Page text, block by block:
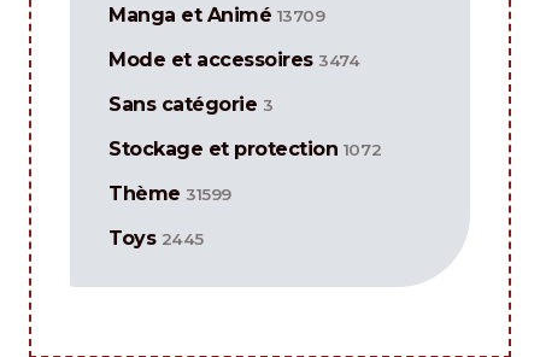
Manga et Animé 13709
Mode et accessoires 3474
Sans catégorie 3
Stockage et protection 1072
Thème 31599
Toys 2445